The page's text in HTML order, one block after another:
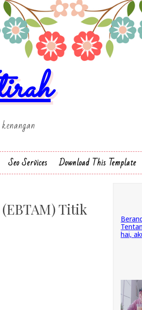
Seo Services Download This Template
Titik
hai,